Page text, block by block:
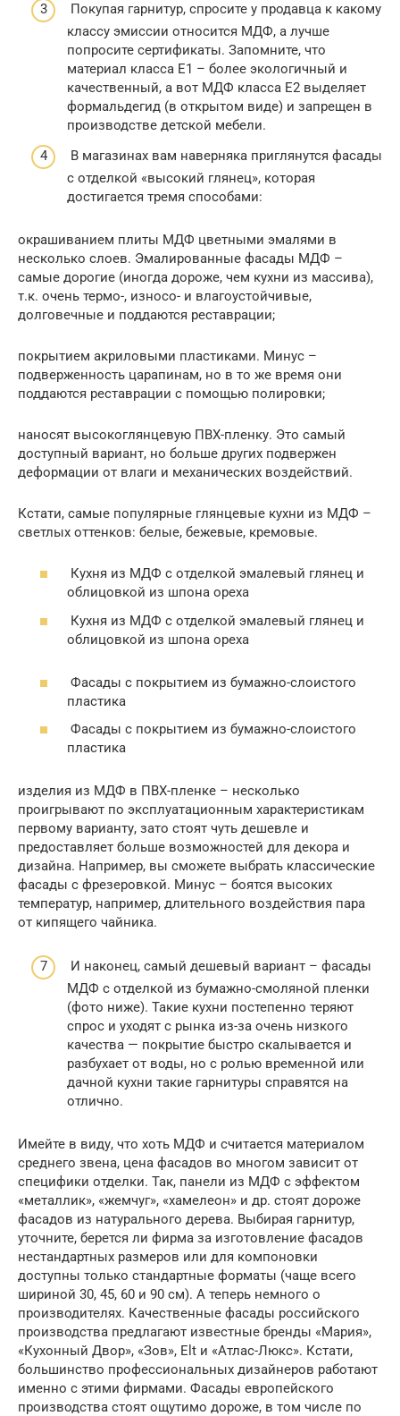
Покупая гарнитур, спросите у продавца к какому
классу эмиссии относится МДФ, а лучше
попросите сертификаты. Запомните, что
материал класса Е1 – более экологичный и
качественный, а вот МДФ класса E2 выделяет
формальдегид (в открытом виде) и запрещен в
производстве детской мебели.
В магазинах вам наверняка приглянутся фасады
с отделкой «высокий глянец», которая
достигается тремя способами:
окрашиванием плиты МДФ цветными эмалями в
несколько слоев. Эмалированные фасады МДФ –
самые дорогие (иногда дороже, чем кухни из массива),
т.к. очень термо-, износо- и влагоустойчивые,
долговечные и поддаются реставрации;
покрытием акриловыми пластиками. Минус –
подверженность царапинам, но в то же время они
поддаются реставрации с помощью полировки;
наносят высокоглянцевую ПВХ-пленку. Это самый
доступный вариант, но больше других подвержен
деформации от влаги и механических воздействий.
Кстати, самые популярные глянцевые кухни из МДФ –
светлых оттенков: белые, бежевые, кремовые.
Кухня из МДФ с отделкой эмалевый глянец и
облицовкой из шпона ореха
Кухня из МДФ с отделкой эмалевый глянец и
облицовкой из шпона ореха
Фасады с покрытием из бумажно-слоистого
пластика
Фасады с покрытием из бумажно-слоистого
пластика
изделия из МДФ в ПВХ-пленке – несколько
проигрывают по эксплуатационным характеристикам
первому варианту, зато стоят чуть дешевле и
предоставляет больше возможностей для декора и
дизайна. Например, вы сможете выбрать классические
фасады с фрезеровкой. Минус – боятся высоких
температур, например, длительного воздействия пара
от кипящего чайника.
И наконец, самый дешевый вариант – фасады
МДФ с отделкой из бумажно-смоляной пленки
(фото ниже). Такие кухни постепенно теряют
спрос и уходят с рынка из-за очень низкого
качества — покрытие быстро скалывается и
разбухает от воды, но с ролью временной или
дачной кухни такие гарнитуры справятся на
отлично.
Имейте в виду, что хоть МДФ и считается материалом
среднего звена, цена фасадов во многом зависит от
специфики отделки. Так, панели из МДФ с эффектом
«металлик», «жемчуг», «хамелеон» и др. стоят дороже
фасадов из натурального дерева. Выбирая гарнитур,
уточните, берется ли фирма за изготовление фасадов
нестандартных размеров или для компоновки
доступны только стандартные форматы (чаще всего
шириной 30, 45, 60 и 90 см). А теперь немного о
производителях. Качественные фасады российского
производства предлагают известные бренды «Мария»,
«Кухонный Двор», «Зов», Elt и «Атлас-Люкс». Кстати,
большинство профессиональных дизайнеров работают
именно с этими фирмами. Фасады европейского
производства стоят ощутимо дороже, в том числе по